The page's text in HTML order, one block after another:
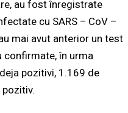
au fost înregistrate
cu SARS – CoV –
mai avut anterior un test
confirmate, în urma
pozitivi, 1.169 de